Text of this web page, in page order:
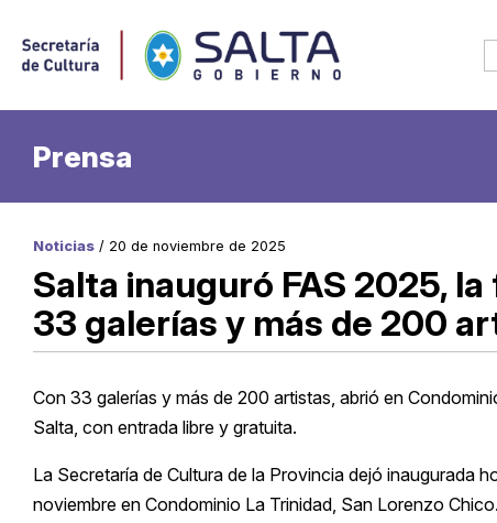
Prensa
Noticias / 20 de noviembre de 2025
Salta inauguró FAS 2025,
33 galerías y más de 200
Con 33 galerías y más de 200 artistas, abrió en
Salta, con entrada libre y gratuita.
La Secretaría de Cultura de la Provincia dejó inaugurada
noviembre en Condominio La Trinidad, San Lorenzo